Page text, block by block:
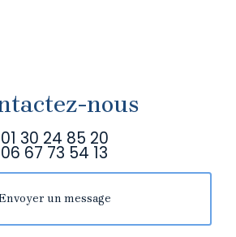
nous
01 30 24 85 20
06 67 73 54 13
un message